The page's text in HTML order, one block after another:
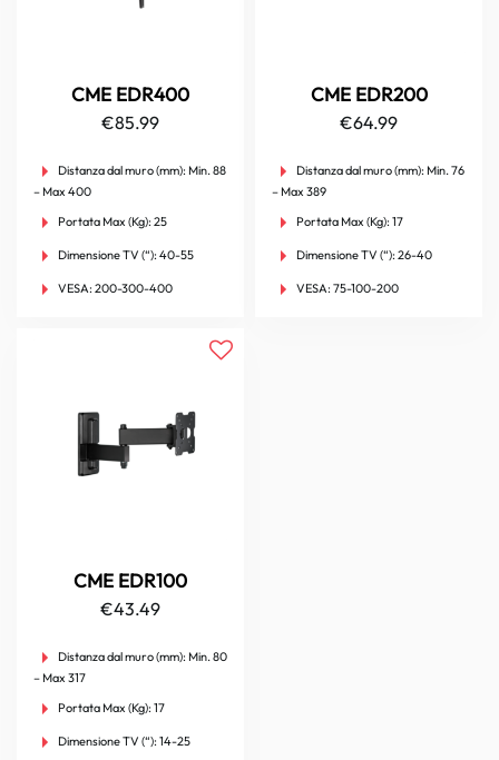
CME EDR400
€85.99
Distanza dal muro (mm): Min. 88
– Max 400
Portata Max (Kg): 25
Dimensione TV (“): 40-55
VESA: 200-300-400
CME EDR200
€64.99
Distanza dal muro (mm): Min. 76
– Max 389
Portata Max (Kg): 17
Dimensione TV (“): 26-40
VESA: 75-100-200
CME EDR100
€43.49
Distanza dal muro (mm): Min. 80
– Max 317
Portata Max (Kg): 17
Dimensione TV (“): 14-25